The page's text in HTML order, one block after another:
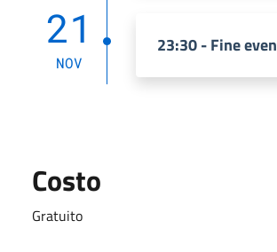
21
NOV
23:30 - Fine
Costo
Gratuito